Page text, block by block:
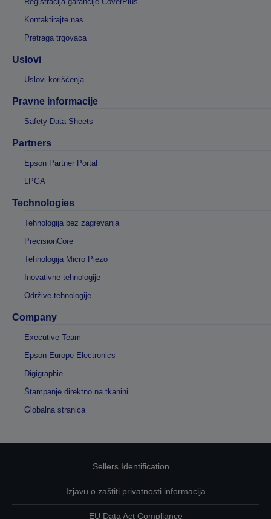
Kontaktirajte nas
Pretraga trgovaca
Uslovi
Uslovi korišćenja
Pravne informacije
Safety Data Sheets
Partners
Epson Partner Portal
LPGA
Technologies
Tehnologija bez zagrevanja
PrecisionCore
Tehnologija Micro Piezo
Inovativne tehnologije
Održive tehnologije
Company
Executive Team
Epson Europe Electronics
Digigraphie
Štampanje direktno na tkanini
Globalna stranica
Sellers Identification
Izjavu o zaštiti privatnosti informacija
EU Data Act Compliance